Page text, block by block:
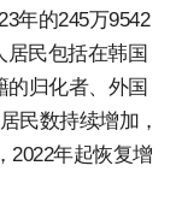
年的245万9542
居民包括在韩国
归化者、外国
民数持续增加，
2022年起恢复增